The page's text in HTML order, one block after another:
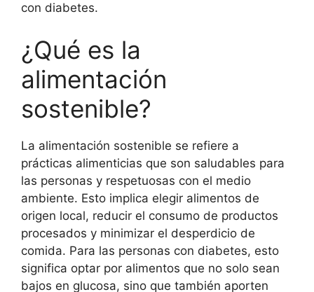
con diabetes.
¿Qué es la
alimentación
sostenible?
La alimentación sostenible se refiere a
prácticas alimenticias que son saludables para
las personas y respetuosas con el medio
ambiente. Esto implica elegir alimentos de
origen local, reducir el consumo de productos
procesados y minimizar el desperdicio de
comida. Para las personas con diabetes, esto
significa optar por alimentos que no solo sean
bajos en glucosa, sino que también aporten